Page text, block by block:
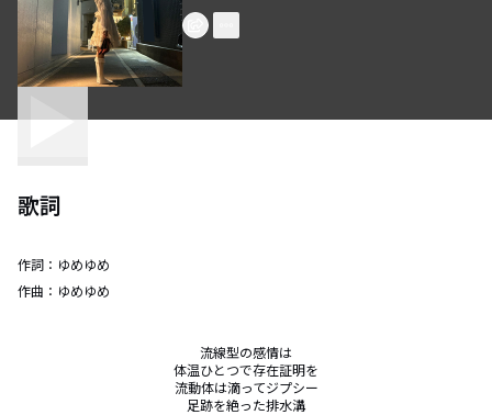
歌詞
作詞： ゆめゆめ
作曲： ゆめゆめ
流線型の感情は
体温ひとつで存在証明を
流動体は滴ってジプシー
足跡を絶った排水溝